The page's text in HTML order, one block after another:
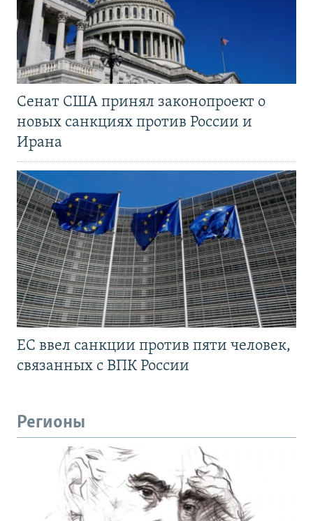
Сенат США принял законопроект о
новых санкциях против России и
Ирана
ЕС ввел санкции против пяти человек,
связанных с ВПК России
Регионы